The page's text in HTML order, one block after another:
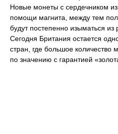
Новые монеты с сердечником
помощи магнита, между тем
будут постепенно изыматься из
Сегодня Британия остается
стран, где большое количество
по значению с гарантией